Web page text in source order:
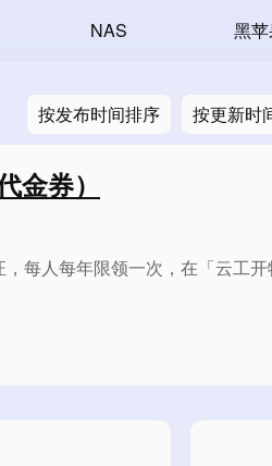
NAS 黑
按发布时间排序 按更新时
金券）
每人每年限领一次，在「云工开